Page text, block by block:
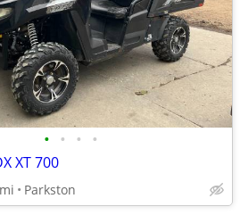
• • • •
XT 700
Parkston